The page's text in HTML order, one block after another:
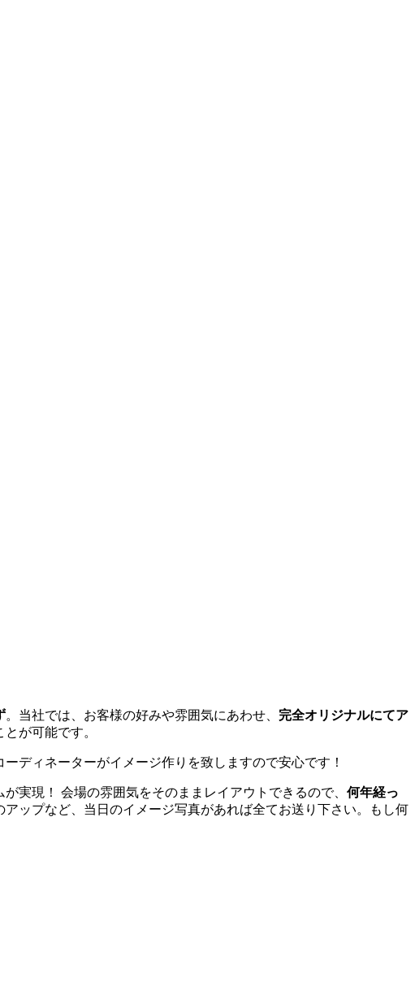
。当社では、お客様の好みや雰囲気にあわせ、 完全オリジナルにてア
が可能です。
ディネーターがイメージ作りを致しますので安心です！
実現！ 会場の雰囲気をそのままレイアウトできるので、 何年経っ
ップなど、当日のイメージ写真があれば全てお送り下さい。もし何